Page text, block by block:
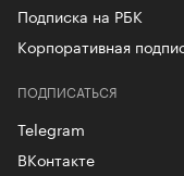
Подписка на РБК
Корпоративная
ПОДПИСАТЬСЯ
Telegram
ВКонтакте